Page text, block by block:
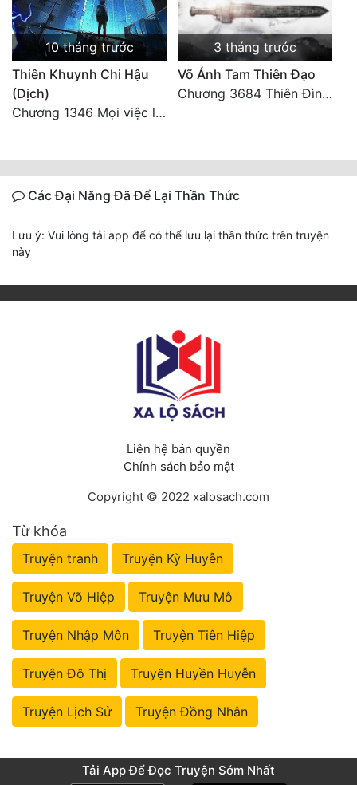
10 tháng trước
Thiên Khuynh Chi Hậu
(Dịch)
Chương 1346 Mọi việc lấy tất - Đại Kết Cục (2)
3 tháng trước
Võ Ánh Tam Thiên Đạo
Chương 3684 Thiên Đình vun trồng
Các Đại Năng Đã Để Lại Thần Thức
Lưu ý: Vui lòng tải app để có thể lưu lại thần thức trên truyện
này
Liên hệ bản quyền
Chính sách bảo mật
Copyright © 2022 xalosach.com
Từ khóa
Truyện tranh Truyện Kỳ Huyễn
Truyện Võ Hiệp Truyện Mưu Mô
Truyện Nhập Môn Truyện Tiên Hiệp
Truyện Đô Thị Truyện Huyền Huyễn
Truyện Lịch Sử Truyện Đồng Nhân
Tải App Để Đọc Truyện Sớm Nhất